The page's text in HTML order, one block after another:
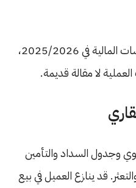
صدر دليل تعرفة محدث للمؤسسات المالية في 2025/2026،
لا مقالة قديمة.
وجدول السداد والتأمين
قد ينازع العميل في بيع